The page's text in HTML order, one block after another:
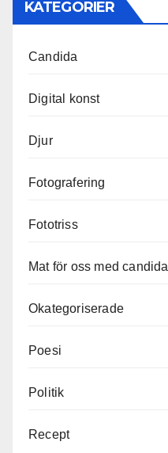
KATEGORIER
Candida
Digital konst
Djur
Fotografering
Fototriss
Mat för oss med candida
Okategoriserade
Poesi
Politik
Recept